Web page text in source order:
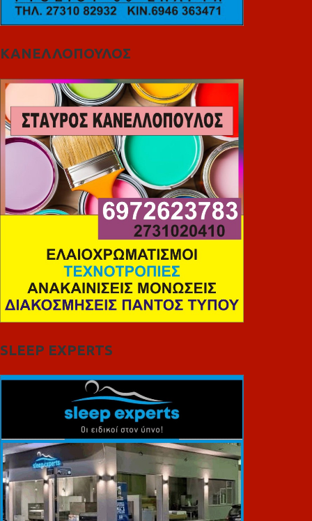
ΚΑΝΕΛΛΟΠΟΥΛΟΣ
SLEEP EXPERTS